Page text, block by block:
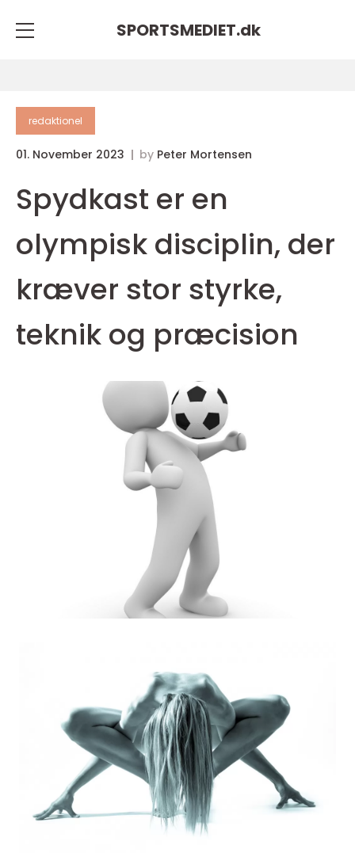
SPORTSMEDIET.dk
redaktionel
01. November 2023 by Peter Mortensen
Spydkast er en
olympisk disciplin, der
kræver stor styrke,
teknik og præcision